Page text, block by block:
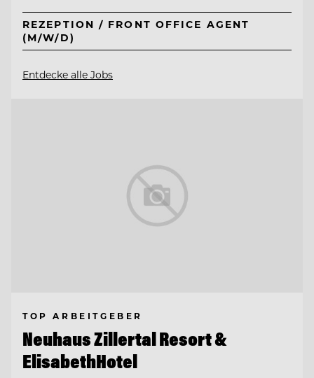
REZEPTION / FRONT OFFICE AGENT
(M/W/D)
Entdecke alle Jobs
TOP ARBEITGEBER
Neuhaus Zillertal Resort &
ElisabethHotel